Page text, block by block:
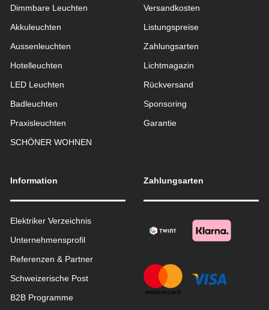
Dimmbare Leuchten
Akkuleuchten
Aussen­leuchten
Hotelleuchten
LED Leuchten
Badleuchten
Praxisleuchten
SCHÖNER WOHNEN
Versandkosten
Listungspreise
Zahlungsarten
Lichtmagazin
Rückversand
Sponsoring
Garantie
Information
Elektriker Verzeichnis
Unternehmensprofil
Referenzen & Partner
Schweizerische Post
B2B Programme
Zahlungsarten